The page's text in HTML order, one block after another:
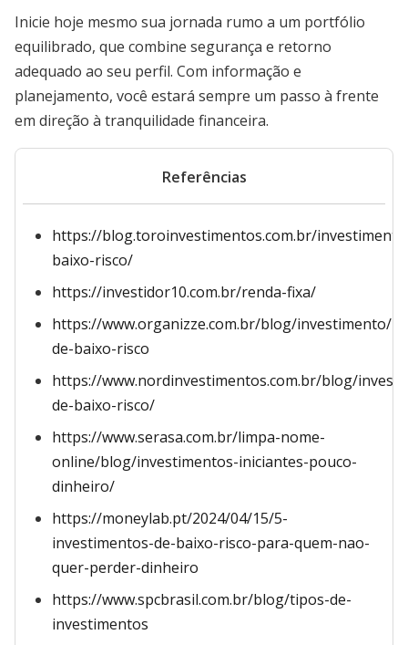
Inicie hoje mesmo sua jornada rumo a um portfólio
equilibrado, que combine segurança e retorno
adequado ao seu perfil. Com informação e
planejamento, você estará sempre um passo à frente
em direção à tranquilidade financeira.
Referências
https://blog.toroinvestimentos.com.br/
baixo-risco/
https://investidor10.com.br/renda-fixa/
https://www.organizze.com.br/blog/investimento/
de-baixo-risco
https://www.nordinvestimentos.com.br/blog/
de-baixo-risco/
https://www.serasa.com.br/limpa-nome-
online/blog/investimentos-iniciantes-pouco-
dinheiro/
https://moneylab.pt/2024/04/15/5-
investimentos-de-baixo-risco-para-quem-nao-
quer-perder-dinheiro
https://www.spcbrasil.com.br/blog/tipos-de-
investimentos